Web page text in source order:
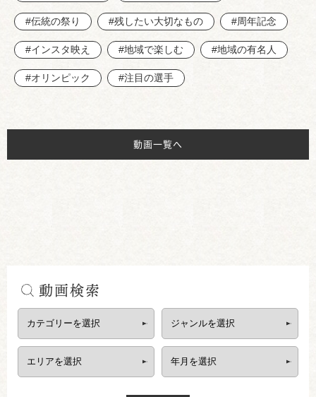
#伝統の祭り #残したい大切なもの #周年記念
#インスタ映え #地域で楽しむ #地域の有名人
#オリンピック #注目の選手
動画一覧へ
動画検索